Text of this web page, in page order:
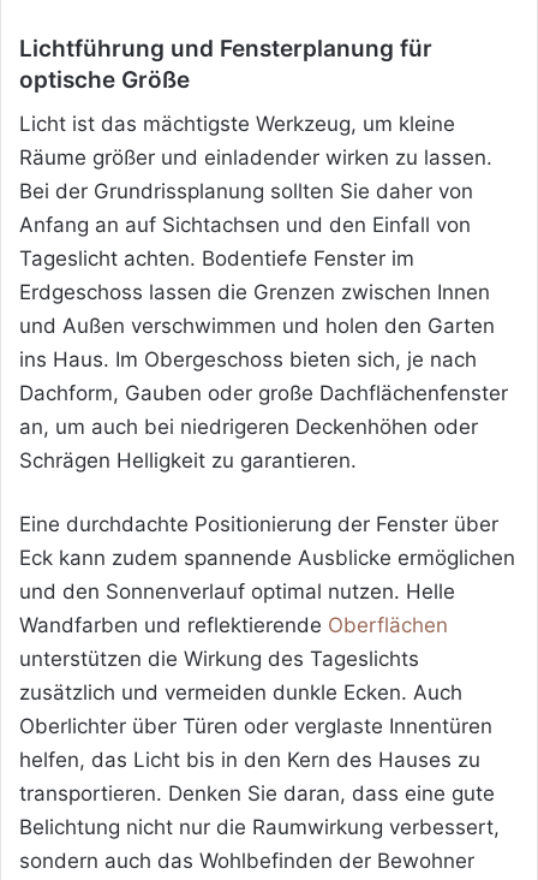
Lichtführung und Fensterplanung für
optische Größe
Licht ist das mächtigste Werkzeug, um kleine
Räume größer und einladender wirken zu lassen.
Bei der Grundrissplanung sollten Sie daher von
Anfang an auf Sichtachsen und den Einfall von
Tageslicht achten. Bodentiefe Fenster im
Erdgeschoss lassen die Grenzen zwischen Innen
und Außen verschwimmen und holen den Garten
ins Haus. Im Obergeschoss bieten sich, je nach
Dachform, Gauben oder große Dachflächenfenster
an, um auch bei niedrigeren Deckenhöhen oder
Schrägen Helligkeit zu garantieren.
Eine durchdachte Positionierung der Fenster über
Eck kann zudem spannende Ausblicke ermöglichen
und den Sonnenverlauf optimal nutzen. Helle
Wandfarben und reflektierende Oberflächen
unterstützen die Wirkung des Tageslichts
zusätzlich und vermeiden dunkle Ecken. Auch
Oberlichter über Türen oder verglaste Innentüren
helfen, das Licht bis in den Kern des Hauses zu
transportieren. Denken Sie daran, dass eine gute
Belichtung nicht nur die Raumwirkung verbessert,
sondern auch das Wohlbefinden der Bewohner